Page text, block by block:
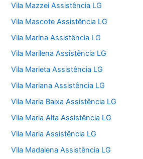
Vila Mazzei Assistência LG
Vila Mascote Assistência LG
Vila Marina Assistência LG
Vila Marilena Assistência LG
Vila Marieta Assistência LG
Vila Mariana Assistência LG
Vila Maria Baixa Assistência LG
Vila Maria Alta Assistência LG
Vila Maria Assistência LG
Vila Madalena Assistência LG